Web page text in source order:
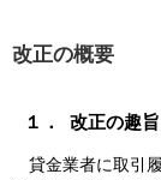
改正の概要
１． 改正の趣旨
貸金業者に取引